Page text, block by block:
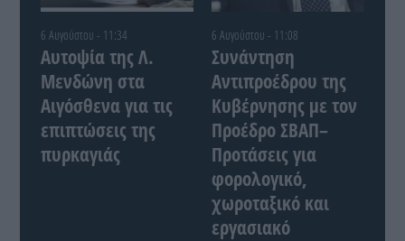
6 Αυγούστου - 11:34
Αυτοψία της Λ.
Μενδώνη στα
Αιγόσθενα για τις
επιπτώσεις της
πυρκαγιάς
6 Αυγούστου - 11:08
Συνάντηση
Αντιπροέδρου της
Κυβέρνησης με τον
Προέδρο ΣΒΑΠ–
Προτάσεις για
φορολογικό,
χωροταξικό και
εργασιακό